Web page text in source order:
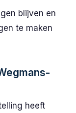
blijven en
te maken
heeft